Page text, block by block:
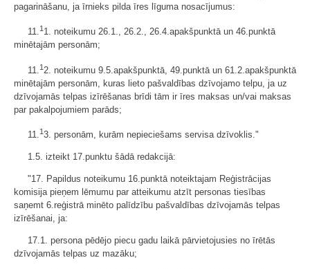
pagarināšanu, ja īrnieks pilda īres līguma nosacījumus:
11.1 1. noteikumu 26.1., 26.2., 26.4.apakšpunktā un 46.punktā
minētajām personām;
11. 1 2. noteikumu 9.5.apakšpunktā, 49.punktā un 61.2.apakšpunktā
minētajām personām, kuras lieto pašvaldības dzīvojamo telpu, ja uz
dzīvojamās telpas izīrēšanas brīdi tām ir īres maksas un/vai maksas
par pakalpojumiem parāds;
11. 13. personām, kurām nepieciešams servisa dzīvoklis."
1.5. izteikt 17.punktu šādā redakcijā:
"17. Papildus noteikumu 16.punktā noteiktajam Reģistrācijas
komisija pieņem lēmumu par atteikumu atzīt personas tiesības
saņemt 6.reģistrā minēto palīdzību pašvaldības dzīvojamās telpas
izīrēšanai, ja:
17.1. persona pēdējo piecu gadu laikā pārvietojusies no īrētās
dzīvojamās telpas uz mazāku;